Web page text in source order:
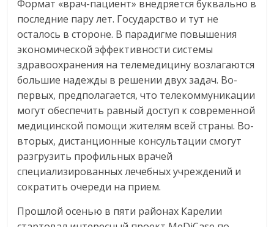
Формат «врач-пациент» внедряется буквально в
последние пару лет. Государство и тут не
осталось в стороне. В парадигме повышения
экономической эффективности системы
здравоохранения на телемедицину возлагаются
большие надежды в решении двух задач. Во-
первых, предполагается, что телекоммуникации
могут обеспечить равный доступ к современной
медицинской помощи жителям всей страны. Во-
вторых, дистанционные консультации смогут
разгрузить профильных врачей
специализированных лечебных учреждений и
сократить очереди на прием.
Прошлой осенью в пяти районах Карелии